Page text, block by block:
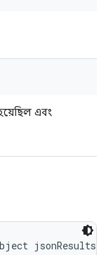
এবং
jsonResults)